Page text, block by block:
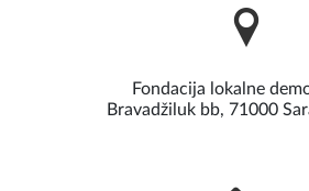
Fondacija lokalne
Bravadžiluk bb, 71000